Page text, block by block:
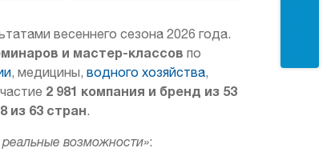
весеннего сезона 2026 года.
и мастер-классов по
, медицины, водного хозяйства,
2 981 компания и бренд из 53
из 63 стран.
реальные возможности»: